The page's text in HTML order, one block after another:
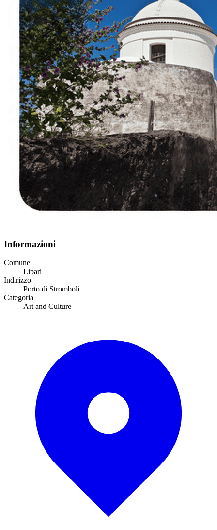
Informazioni
Comune
Lipari
Indirizzo
Porto di Stromboli
Categoria
Art and Culture